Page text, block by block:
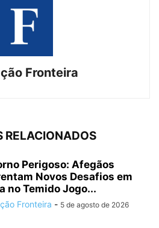
Fronteira
RELACIONADOS
Perigoso: Afegãos
Novos Desafios em
no Temido Jogo...
Fronteira - 5 de agosto de 2026